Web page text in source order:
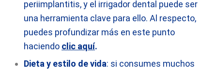
periimplantitis, y el irrigador dental puede ser
una herramienta clave para ello. Al respecto,
puedes profundizar más en este punto
haciendo clic aquí.
Dieta y estilo de vida: si consumes muchos